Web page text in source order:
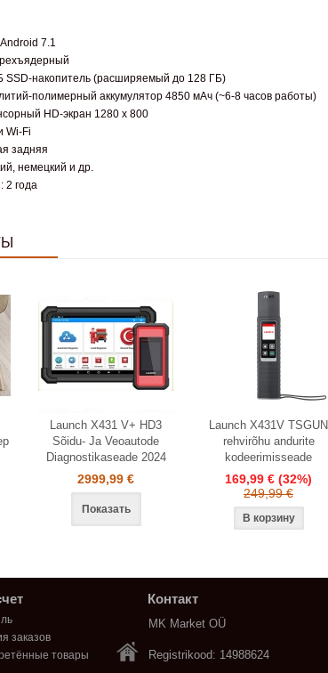
7.1
SSD-накопитель (расширяемый до 128 ГБ)
полимерный аккумулятор 4850 мАч (~6-8 часов работы)
HD-экран 1280 x 800
Wi-Fi
задняя
немецкий и др.
2 года
Launch X431 V+ HD3
Sõidu- Ja Veoautode
Diagnostikaseade 2024
2999,99 €
Показать
Launch X431V TSGUN
rehvirõhu andurite
kodeerimisseade
169,99 € (32%)
249,99 €
заказов
товары
Контакт
MK Market OÜ
Registrikood: 14988624